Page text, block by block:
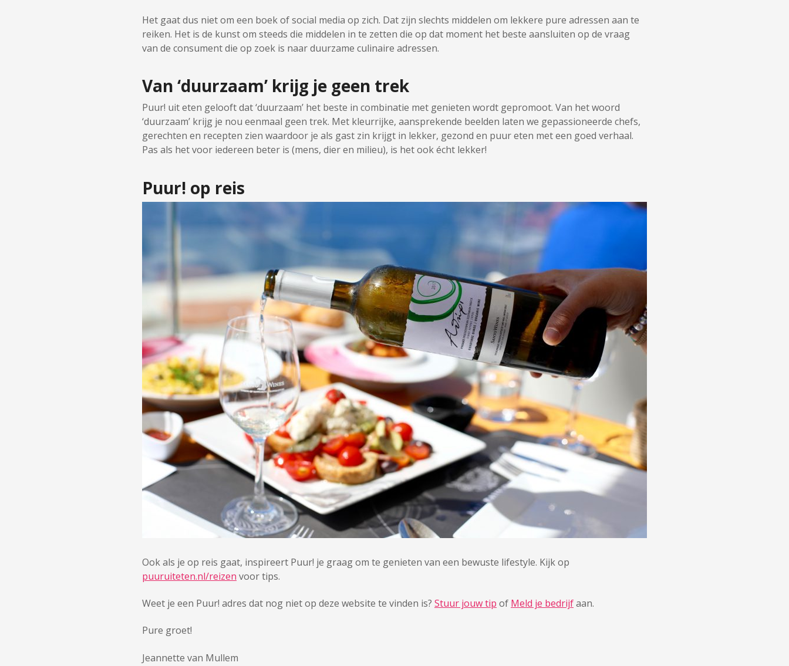
Het gaat dus niet om een boek of social media op zich. Dat zijn slechts middelen om lekkere pure adressen aan te
reiken. Het is de kunst om steeds die middelen in te zetten die op dat moment het beste aansluiten op de vraag
van de consument die op zoek is naar duurzame culinaire adressen.
Van ‘duurzaam’ krijg je geen trek
Puur! uit eten gelooft dat ‘duurzaam’ het beste in combinatie met genieten wordt gepromoot. Van het woord
‘duurzaam’ krijg je nou eenmaal geen trek. Met kleurrijke, aansprekende beelden laten we gepassioneerde chefs,
gerechten en recepten zien waardoor je als gast zin krijgt in lekker, gezond en puur eten met een goed verhaal.
Pas als het voor iedereen beter is (mens, dier en milieu), is het ook écht lekker!
Puur! op reis
Ook als je op reis gaat, inspireert Puur! je graag om te genieten van een bewuste lifestyle. Kijk op
puuruiteten.nl/reizen voor tips.
Weet je een Puur! adres dat nog niet op deze website te vinden is? Stuur jouw tip of Meld je bedrijfaan.
Pure groet!
Jeannette van Mullem